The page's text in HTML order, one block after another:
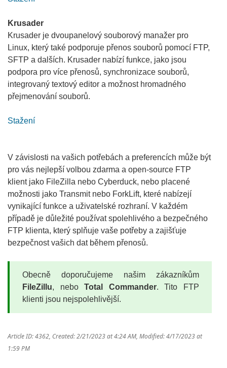
Krusader
Krusader je dvoupanelový souborový manažer pro
Linux, který také podporuje přenos souborů pomocí FTP,
SFTP a dalších. Krusader nabízí funkce, jako jsou
podpora pro více přenosů, synchronizace souborů,
integrovaný textový editor a možnost hromadného
přejmenování souborů.
Stažení
V závislosti na vašich potřebách a preferencích může být
pro vás nejlepší volbou zdarma a open-source FTP
klient jako FileZilla nebo Cyberduck, nebo placené
možnosti jako Transmit nebo ForkLift, které nabízejí
vynikající funkce a uživatelské rozhraní. V každém
případě je důležité používat spolehlivého a bezpečného
FTP klienta, který splňuje vaše potřeby a zajišťuje
bezpečnost vašich dat během přenosů.
Obecně doporučujeme našim zákazníkům
FileZillu, neboTotal Commander. Tito FTP
klienti jsou nejspolehlivější.
Article ID: 4362, Created: 2/21/2023 at 4:24 AM, Modified: 4/17/2023 at
1:59 PM